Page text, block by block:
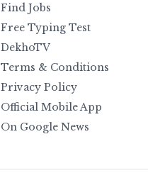
Find Jobs
Free Typing Test
DekhoTV
Terms & Conditions
Privacy Policy
Official Mobile App
On Google News